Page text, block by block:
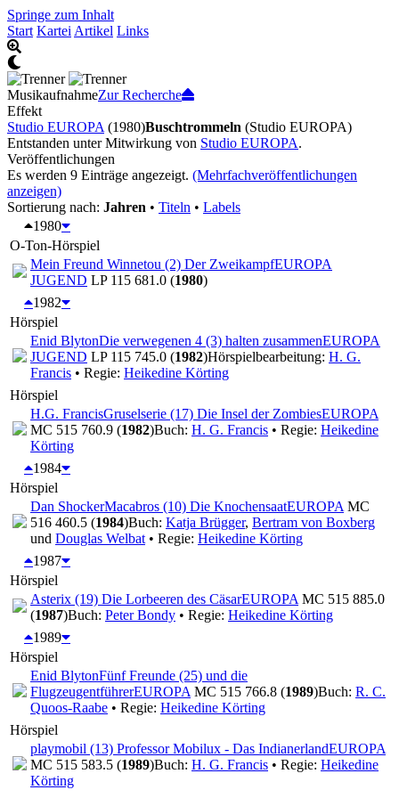
Springe zum Inhalt
Start Kartei Artikel Links
MusikaufnahmeZur Recherche
Effekt
Studio EUROPA (1980)Buschtrommeln (Studio EUROPA)
Entstanden unter Mitwirkung von Studio EUROPA.
Veröffentlichungen
Es werden 9 Einträge angezeigt. (Mehrfachveröffentlichungen
anzeigen)
Sortierung nach: Jahren • Titeln • Labels
1980
O-Ton-Hörspiel
Mein Freund Winnetou (2) Der ZweikampfEUROPA
JUGEND LP 115 681.0 (1980)
1982
Hörspiel
Enid BlytonDie verwegenen 4 (3) halten zusammenEUROPA
JUGEND LP 115 745.0 (1982)Hörspielbearbeitung: H. G.
Francis • Regie: Heikedine Körting
Hörspiel
H.G. FrancisGruselserie (17) Die Insel der ZombiesEUROPA
MC 515 760.9 (1982)Buch: H. G. Francis • Regie: Heikedine
Körting
1984
Hörspiel
Dan ShockerMacabros (10) Die KnochensaatEUROPA MC
516 460.5 (1984)Buch: Katja Brügger, Bertram von Boxberg
und Douglas Welbat • Regie: Heikedine Körting
1987
Hörspiel
Asterix (19) Die Lorbeeren des CäsarEUROPA MC 515 885.0
(1987)Buch: Peter Bondy • Regie: Heikedine Körting
1989
Hörspiel
Enid BlytonFünf Freunde (25) und die
FlugzeugentführerEUROPA MC 515 766.8 (1989)Buch: R. C.
Quoos-Raabe • Regie: Heikedine Körting
Hörspiel
playmobil (13) Professor Mobilux - Das IndianerlandEUROPA
MC 515 583.5 (1989)Buch: H. G. Francis • Regie: Heikedine
Körting